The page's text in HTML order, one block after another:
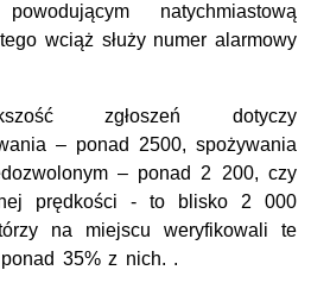
natychmiastową
wciąż służy numer alarmowy
zgłoszeń dotyczy
– ponad 2500, spożywania
– ponad 2 200, czy
prędkości - to blisko 2 000
na miejscu weryfikowali te
35% z nich. .